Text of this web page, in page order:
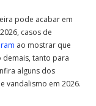
pode acabar em
casos de
ao mostrar que
tanto para
alguns dos
vandalismo em 2026.